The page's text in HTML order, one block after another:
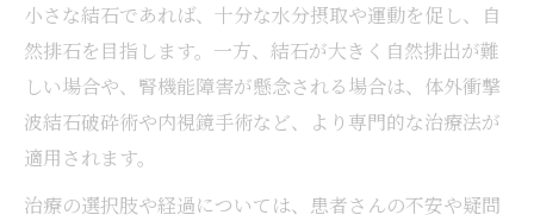
小さな結石であれば、十分な水分摂取や運動を促し、自
然排石を目指します。一方、結石が大きく自然排出が難
しい場合や、腎機能障害が懸念される場合は、体外衝撃
波結石破砕術や内視鏡手術など、より専門的な治療法が
適用されます。
治療の選択肢や経過については、患者さんの不安や疑問